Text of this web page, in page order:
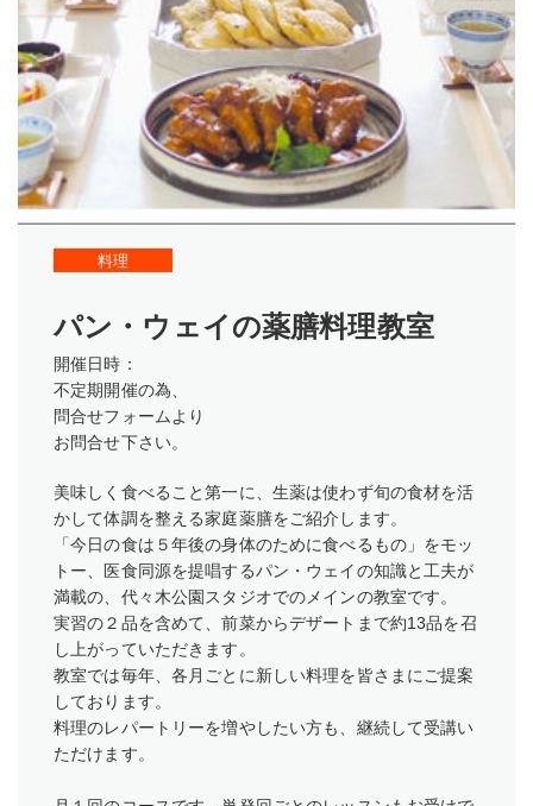
料理
パン・ウェイの薬膳料理教室
開催日時：
不定期開催の為、
問合せフォームより
お問合せ下さい。
美味しく食べること第一に、生薬は使わず旬の食材を活
かして体調を整える家庭薬膳をご紹介します。
「今日の食は５年後の身体のために食べるもの」をモッ
トー、医食同源を提唱するパン・ウェイの知識と工夫が
満載の、代々木公園スタジオでのメインの教室です。
実習の２品を含めて、前菜からデザートまで約13品を召
し上がっていただきます。
教室では毎年、各月ごとに新しい料理を皆さまにご提案
しております。
料理のレパートリーを増やしたい方も、継続して受講い
ただけます。